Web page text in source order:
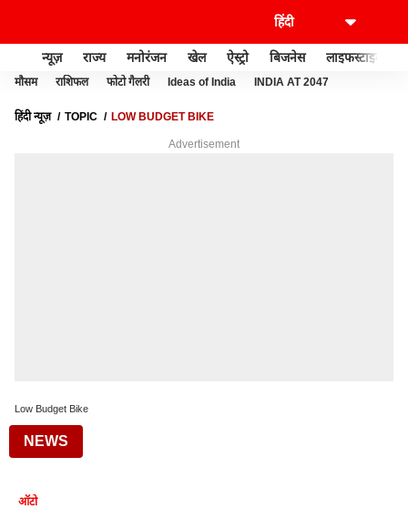
न्यूज़ राज्य मनोरंजन खेल ऐस्ट्रो बिजनेस लाइफस्टाइल
मौसम राशिफल फोटो गैलरी Ideas of India INDIA AT 2047
हिंदी न्यूज़ TOPIC LOW BUDGET BIKE
Advertisement
Low Budget Bike
NEWS
ऑटो